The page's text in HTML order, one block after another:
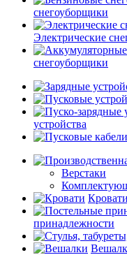
снегоуборщики
Электрические
снегоуборщики
устройства
Верстаки
Кровати
принадлежности